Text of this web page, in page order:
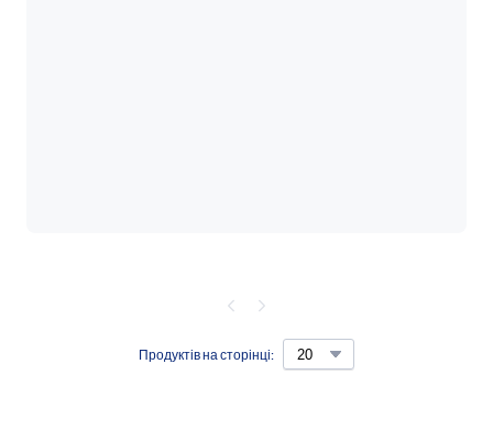
Продуктів на сторінці: